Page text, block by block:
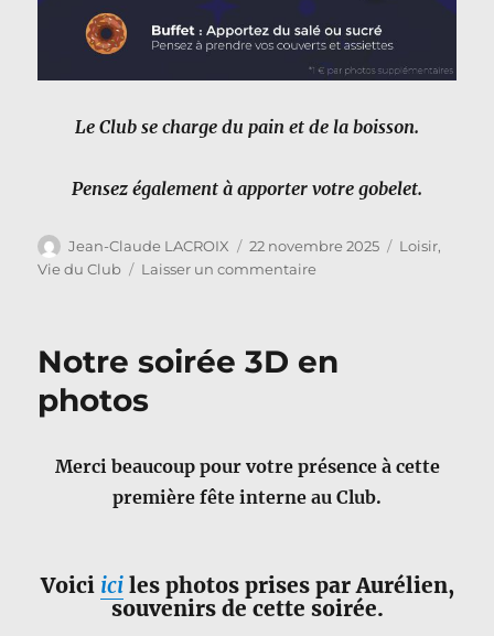
Le Club se charge du pain et de la boisson.
Pensez également à apporter votre gobelet.
Auteur
Jean-Claude LACROIX
Publié
le
22 novembre 2025 Catégories
Loisir,
Vie du Club
Laisser un commentairesur
l’année
Notre soirée 3D en
photos
Merci beaucoup pour votre présence à cette
première fête interne au Club.
Voici iciles photos prises par Aurélien,
souvenirs de cette soirée.